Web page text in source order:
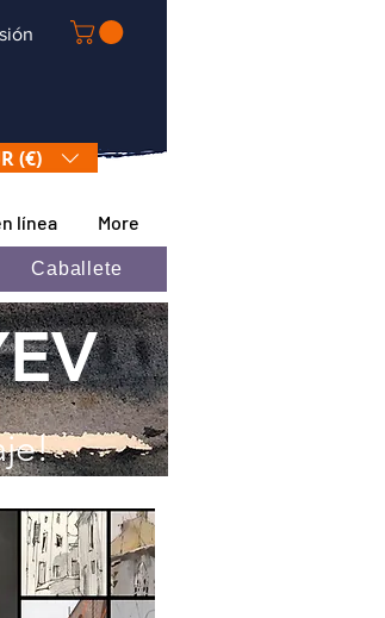
(€)
línea More
Caballete